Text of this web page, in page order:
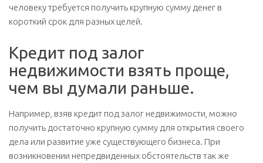
человеку требуется получить крупную сумму денег в
короткий срок для разных целей.
Кредит под залог
недвижимости взять проще,
чем вы думали раньше.
Например, взяв кредит под залог недвижимости, можно
получить достаточно крупную сумму для открытия своего
дела или развитие уже существующего бизнеса. При
возникновении непредвиденных обстоятельств так же